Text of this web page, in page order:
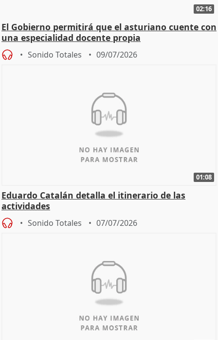
02:16
El Gobierno permitirá que el asturiano cuente con
una especialidad docente propia
Sonido Totales 09/07/2026
01:08
Eduardo Catalán detalla el itinerario de las
actividades
Sonido Totales 07/07/2026